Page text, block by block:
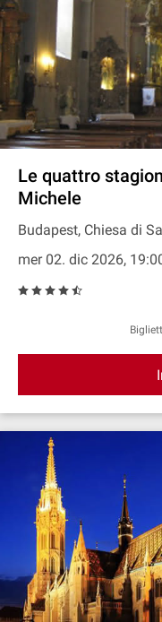
Le quattro
Michele
Budapest, Chiesa di
mer 02. dic 2026,